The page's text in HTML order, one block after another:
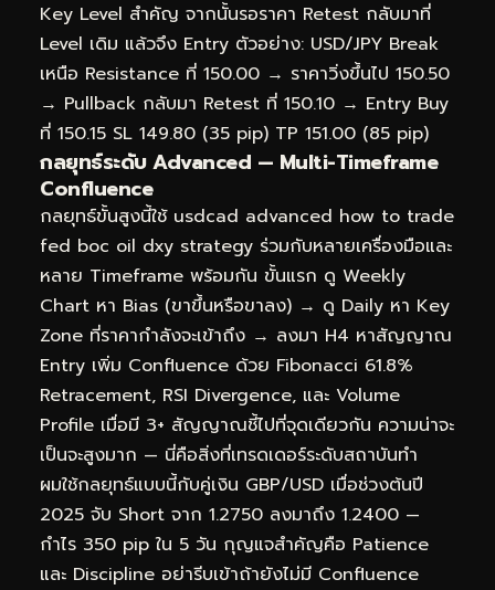
Key Level สำคัญ จากนั้นรอราคา Retest กลับมาที่
Level เดิม แล้วจึง Entry ตัวอย่าง: USD/JPY Break
เหนือ Resistance ที่ 150.00 → ราคาวิ่งขึ้นไป 150.50
→ Pullback กลับมา Retest ที่ 150.10 → Entry Buy
ที่ 150.15 SL 149.80 (35 pip) TP 151.00 (85 pip)
กลยุทธ์ระดับ Advanced — Multi-Timeframe
Confluence
กลยุทธ์ขั้นสูงนี้ใช้ usdcad advanced how to trade
fed boc oil dxy strategy ร่วมกับหลายเครื่องมือและ
หลาย Timeframe พร้อมกัน ขั้นแรก ดู Weekly
Chart หา Bias (ขาขึ้นหรือขาลง) → ดู Daily หา Key
Zone ที่ราคากำลังจะเข้าถึง → ลงมา H4 หาสัญญาณ
Entry เพิ่ม Confluence ด้วย Fibonacci 61.8%
Retracement, RSI Divergence, และ Volume
Profile เมื่อมี 3+ สัญญาณชี้ไปที่จุดเดียวกัน ความน่าจะ
เป็นจะสูงมาก — นี่คือสิ่งที่เทรดเดอร์ระดับสถาบันทำ
ผมใช้กลยุทธ์แบบนี้กับคู่เงิน GBP/USD เมื่อช่วงต้นปี
2025 จับ Short จาก 1.2750 ลงมาถึง 1.2400 —
กำไร 350 pip ใน 5 วัน กุญแจสำคัญคือ Patience
และ Discipline อย่ารีบเข้าถ้ายังไม่มี Confluence